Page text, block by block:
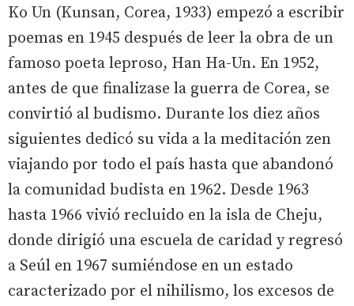
Ko Un (Kunsan, Corea, 1933) empezó a escribir
poemas en 1945 después de leer la obra de un
famoso poeta leproso, Han Ha-Un. En 1952,
antes de que finalizase la guerra de Corea, se
convirtió al budismo. Durante los diez años
siguientes dedicó su vida a la meditación zen
viajando por todo el país hasta que abandonó
la comunidad budista en 1962. Desde 1963
hasta 1966 vivió recluido en la isla de Cheju,
donde dirigió una escuela de caridad y regresó
a Seúl en 1967 sumiéndose en un estado
caracterizado por el nihilismo, los excesos de